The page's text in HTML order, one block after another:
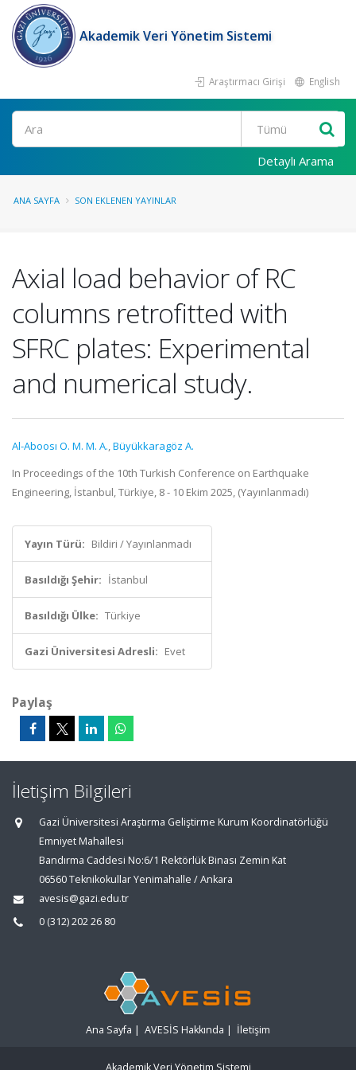
Akademik Veri Yönetim Sistemi
Araştırmacı Girişi English
Ara
Detaylı Arama
ANA SAYFA SON EKLENEN YAYINLAR
Axial load behavior of RC
columns retrofitted with
SFRC plates: Experimental
and numerical study.
Al-Aboosı O. M. M. A.,Büyükkaragöz A.
In Proceedings of the 10th Turkish Conference on Earthquake
Engineering, İstanbul, Türkiye, 8 - 10 Ekim 2025, (Yayınlanmadı)
Yayın Türü: Bildiri / Yayınlanmadı
Basıldığı Şehir: İstanbul
Basıldığı Ülke: Türkiye
Gazi Üniversitesi Adresli: Evet
Paylaş
İletişim Bilgileri
Gazi Üniversitesi Araştırma Geliştirme Kurum Koordinatörlüğü
Emniyet Mahallesi
Bandırma Caddesi No:6/1 Rektörlük Binası Zemin Kat
06560 Teknikokullar Yenimahalle / Ankara
avesis@gazi.edu.tr
0 (312) 202 26 80
Ana Sayfa | AVESİS Hakkında | İletişim
Akademik Veri Yönetim Sistemi